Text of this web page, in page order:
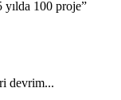
devrim...